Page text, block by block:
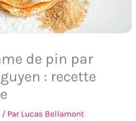
de pin par
: recette
/ Par Lucas Bellamont